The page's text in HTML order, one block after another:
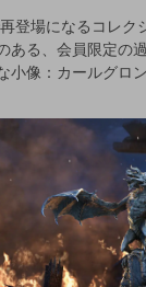
登場になるコレク
ある、会員限定の
小像：カールグロ